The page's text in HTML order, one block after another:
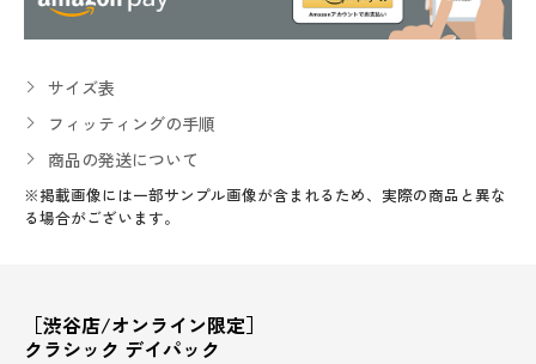
サイズ表
フィッティングの手順
商品の発送について
※掲載画像には一部サンプル画像が含まれるため、実際の商品と異な
る場合がございます。
［渋谷店/オンライン限定］
クラシック デイパック